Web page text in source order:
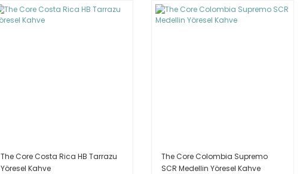
The Core Costa Rica HB Tarrazu
Yöresel Kahve
The Core Colombia Supremo
SCR Medellin Yöresel Kahve